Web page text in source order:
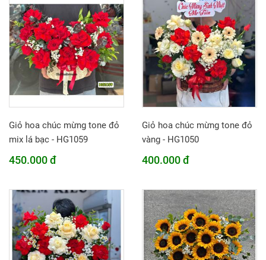
Giỏ hoa chúc mừng tone đỏ
mix lá bạc - HG1059
450.000 đ
Giỏ hoa chúc mừng tone đỏ
vàng - HG1050
400.000 đ